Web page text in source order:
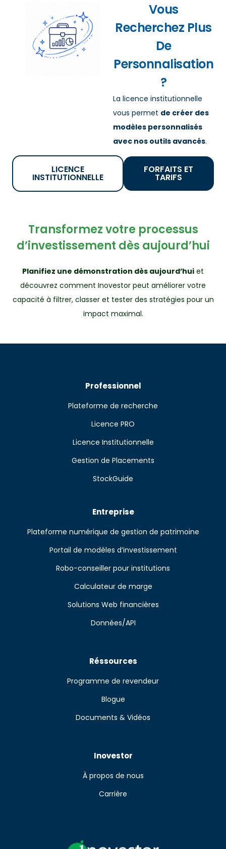
Vous
Recherchez Plus
De
Personnalisation
?
La licence institutionnelle
vous permet de créer des
modèles personnalisés
avec nos outils avancés.
LICENCE
INSTITUTIONNELLE
FORFAITS ET
TARIFS
Transformez votre processus
d’investissement dès aujourd’hui
Planifiez une démonstration dès aujourd’hui et
découvrez comment Inovestor peut améliorer votre
capacité à filtrer, classer et tester des stratégies pour un
impact maximal.
Professionnel
Plateforme de recherche
Licence PRO
Licence Institutionnelle
Gestion de Placements
StockGuide
Entreprise
Plateforme numérique de gestion de patrimoine
Portail de modèles d’investissement
Robo-conseiller pour institutions
Calculateur de marge
Solutions Web financières
Données/API
Réssources
Programme de revendeur
Blogue
Documents & Vidéos
Inovestor
À propos de nous
Carrière